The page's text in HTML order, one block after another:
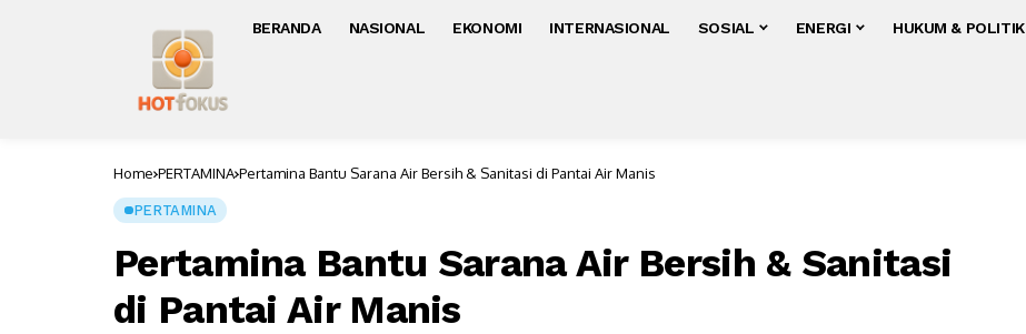
BERANDA NASIONAL EKONOMI INTERNASIONAL SOSIAL ENERGI HUKUM & POLITIK
Home PERTAMINA Pertamina Bantu Sarana Air Bersih & Sanitasi di Pantai Air Manis
PERTAMINA
Pertamina Bantu Sarana Air Bersih & Sanitasi
di Pantai Air Manis